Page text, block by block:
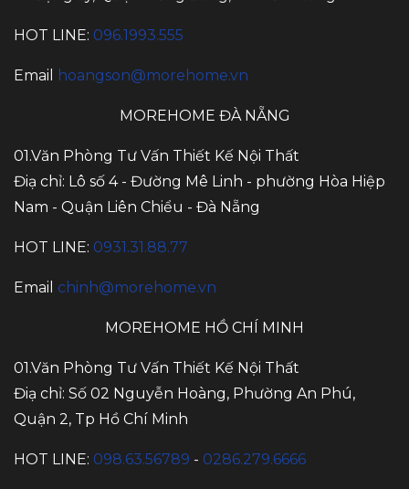
HOT LINE: 096.1993.555
Email hoangson@morehome.vn
MOREHOME ĐÀ NẴNG
01.Văn Phòng Tư Vấn Thiết Kế Nội Thất
Điạ chỉ: Lô số 4 - Đường Mê Linh - phường Hòa Hiệp
Nam - Quận Liên Chiểu - Đà Nẵng
HOT LINE: 0931.31.88.77
Email chinh@morehome.vn
MOREHOME HỒ CHÍ MINH
01.Văn Phòng Tư Vấn Thiết Kế Nội Thất
Điạ chỉ: Số 02 Nguyễn Hoàng, Phường An Phú,
Quận 2, Tp Hồ Chí Minh
HOT LINE: 098.63.56789 - 0286.279.6666